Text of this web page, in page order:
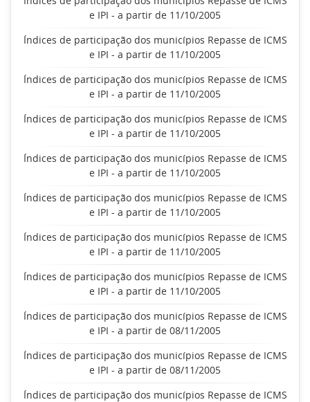
e IPI - a partir de 11/10/2005
Índices de participação dos municípios Repasse de ICMS
e IPI - a partir de 11/10/2005
Índices de participação dos municípios Repasse de ICMS
e IPI - a partir de 11/10/2005
Índices de participação dos municípios Repasse de ICMS
e IPI - a partir de 11/10/2005
Índices de participação dos municípios Repasse de ICMS
e IPI - a partir de 11/10/2005
Índices de participação dos municípios Repasse de ICMS
e IPI - a partir de 11/10/2005
Índices de participação dos municípios Repasse de ICMS
e IPI - a partir de 11/10/2005
Índices de participação dos municípios Repasse de ICMS
e IPI - a partir de 11/10/2005
Índices de participação dos municípios Repasse de ICMS
e IPI - a partir de 08/11/2005
Índices de participação dos municípios Repasse de ICMS
e IPI - a partir de 08/11/2005
Índices de participação dos municípios Repasse de ICMS